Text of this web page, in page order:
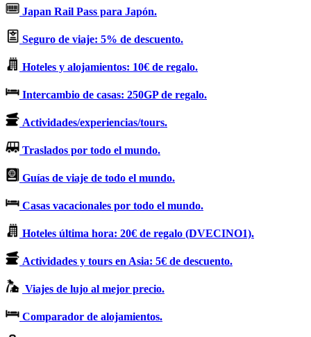
Japan Rail Pass para Japón.
Seguro de viaje: 5% de descuento.
Hoteles y alojamientos: 10€ de regalo.
Intercambio de casas: 250GP de regalo.
Actividades/experiencias/tours.
Traslados por todo el mundo.
Guías de viaje de todo el mundo.
Casas vacacionales por todo el mundo.
Hoteles última hora: 20€ de regalo (DVECINO1).
Actividades y tours en Asia: 5€ de descuento.
Viajes de lujo al mejor precio.
Comparador de alojamientos.